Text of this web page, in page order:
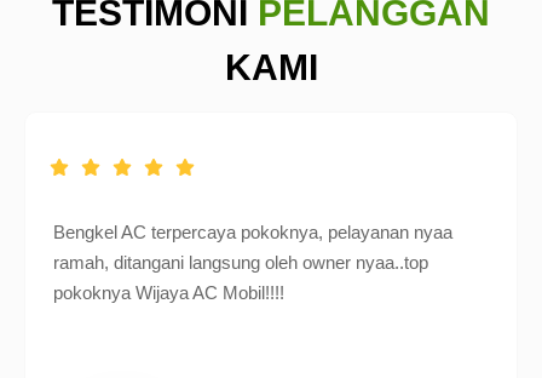
TESTIMONI PELANGGAN
KAMI
Bengkel AC terpercaya pokoknya, pelayanan nyaa
ramah, ditangani langsung oleh owner nyaa..top
pokoknya Wijaya AC Mobil!!!!